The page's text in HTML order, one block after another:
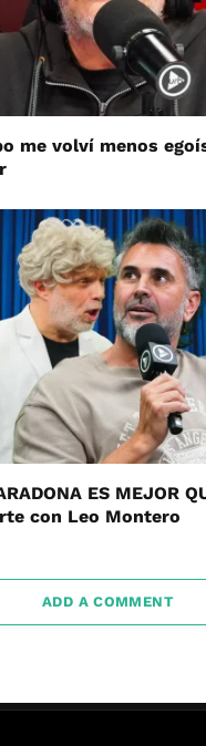
me volví menos
ES MEJOR
con Leo Montero
ADD A COMMENT